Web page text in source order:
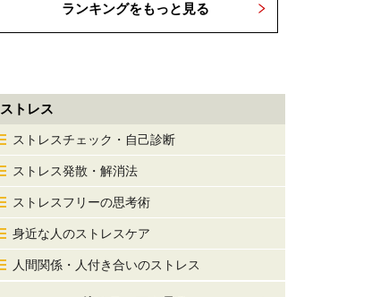
ランキングをもっと見る
ストレス
ストレスチェック・自己診断
ストレス発散・解消法
ストレスフリーの思考術
身近な人のストレスケア
人間関係・人付き合いのストレス